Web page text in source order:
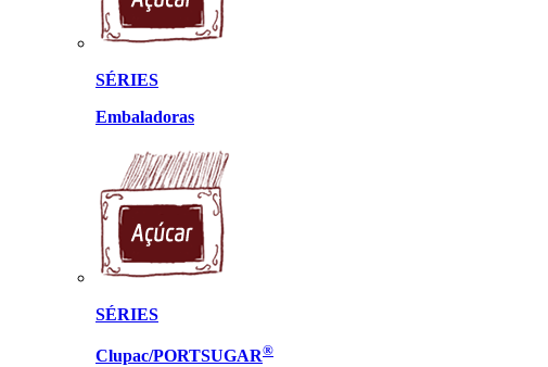
SÉRIES
Embaladoras
SÉRIES
Clupac/PORTSUGAR®